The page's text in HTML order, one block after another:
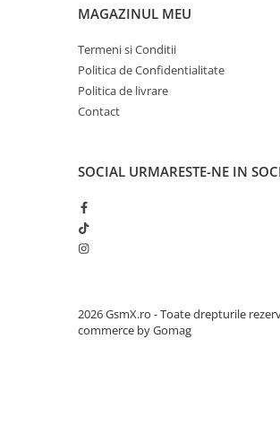
MAGAZINUL MEU
Termeni si Conditii
Politica de Confidentialitate
Politica de livrare
Contact
SOCIAL URMARESTE-NE IN
2026 GsmX.ro - Toate drepturile
commerce by Gomag